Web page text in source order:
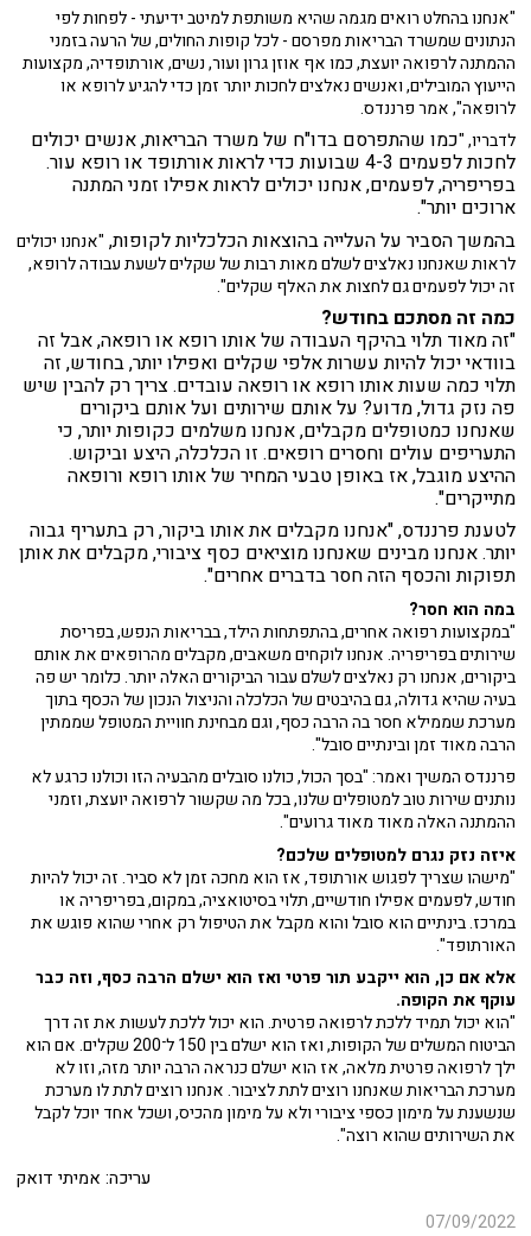
"אנחנו בהחלט רואים מגמה שהיא משותפת למיטב ידיעתי - לפחות לפי
הנתונים שמשרד הבריאות מפרסם - לכל קופות החולים, של הרעה בזמני
ההמתנה לרפואה יועצת, כמו אף אוזן גרון ועור, נשים, אורתופדיה, מקצועות
הייעוץ המובילים, ואנשים נאלצים לחכות יותר זמן כדי להגיע לרופא או
לרופאה", אמר פרננדס.
לדבריו, "כמו שהתפרסם בדו"ח של משרד הבריאות, אנשים יכולים
לחכות לפעמים 4-3 שבועות כדי לראות אורתופד או רופא עור.
בפריפריה, לפעמים, אנחנו יכולים לראות אפילו זמני המתנה
ארוכים יותר".
בהמשך הסביר על העלייה בהוצאות הכלכליות לקופות, "אנחנו יכולים
לראות שאנחנו נאלצים לשלם מאות רבות של שקלים לשעת עבודה לרופא,
זה יכול לפעמים גם לחצות את האלף שקלים".
כמה זה מסתכם בחודש?
"זה מאוד תלוי בהיקף העבודה של אותו רופא או רופאה, אבל זה
בוודאי יכול להיות עשרות אלפי שקלים ואפילו יותר, בחודש, זה
תלוי כמה שעות אותו רופא או רופאה עובדים. צריך רק להבין שיש
פה נזק גדול, מדוע? על אותם שירותים ועל אותם ביקורים
שאנחנו כמטופלים מקבלים, אנחנו משלמים כקופות יותר, כי
התעריפים עולים וחסרים רופאים. זו הכלכלה, היצע וביקוש.
ההיצע מוגבל, אז באופן טבעי המחיר של אותו רופא ורופאה
מתייקרים".
לטענת פרננדס, "אנחנו מקבלים את אותו ביקור, רק בתעריף גבוה
יותר. אנחנו מבינים שאנחנו מוציאים כסף ציבורי, מקבלים את אותן
תפוקות והכסף הזה חסר בדברים אחרים".
במה הוא חסר?
"במקצועות רפואה אחרים, בהתפתחות הילד, בבריאות הנפש, בפריסת
שירותים בפריפריה. אנחנו לוקחים משאבים, מקבלים מהרופאים את אותם
ביקורים, אנחנו רק נאלצים לשלם עבור הביקורים האלה יותר. כלומר יש פה
בעיה שהיא גדולה, גם בהיבטים של הכלכלה והניצול הנכון של הכסף בתוך
מערכת שממילא חסר בה הרבה כסף, וגם מבחינת חוויית המטופל שממתין
הרבה מאוד זמן ובינתיים סובל".
פרננדס המשיך ואמר: "בסך הכול, כולנו סובלים מהבעיה הזו וכולנו כרגע לא
נותנים שירות טוב למטופלים שלנו, בכל מה שקשור לרפואה יועצת, וזמני
ההמתנה האלה מאוד מאוד גרועים".
איזה נזק נגרם למטופלים שלכם?
"מישהו שצריך לפגוש אורתופד, אז הוא מחכה זמן לא סביר. זה יכול להיות
חודש, לפעמים אפילו חודשיים, תלוי בסיטואציה, במקום, בפריפריה או
במרכז. בינתיים הוא סובל והוא מקבל את הטיפול רק אחרי שהוא פוגש את
האורתופד".
אלא אם כן, הוא ייקבע תור פרטי ואז הוא ישלם הרבה כסף, וזה כבר
עוקף את הקופה.
"הוא יכול תמיד ללכת לרפואה פרטית. הוא יכול ללכת לעשות את זה דרך
הביטוח המשלים של הקופות, ואז הוא ישלם בין 150 ל־200 שקלים. אם הוא
ילך לרפואה פרטית מלאה, אז הוא ישלם כנראה הרבה יותר מזה, וזו לא
מערכת הבריאות שאנחנו רוצים לתת לציבור. אנחנו רוצים לתת לו מערכת
שנשענת על מימון כספי ציבורי ולא על מימון מהכיס, ושכל אחד יוכל לקבל
את השירותים שהוא רוצה".
עריכה: אמיתי דואק
07/09/2022